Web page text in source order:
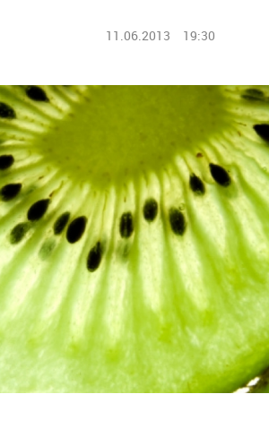
11.06.2013 19:30